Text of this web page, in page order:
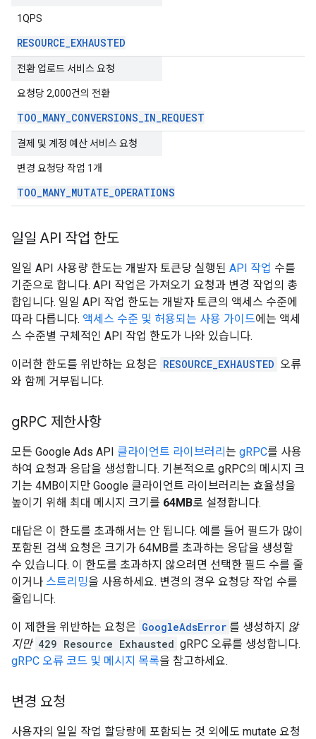
1QPS
RESOURCE_EXHAUSTED
전환 업로드 서비스 요청
요청당 2,000건의 전환
TOO_MANY_CONVERSIONS_IN_REQUEST
결제 및 계정 예산 서비스 요청
변경 요청당 작업 1개
TOO_MANY_MUTATE_OPERATIONS
일일 API 작업 한도
일일 API 사용량 한도는 개발자 토큰당 실행된 API 작업 수를
기준으로 합니다. API 작업은 가져오기 요청과 변경 작업의 총
합입니다. 일일 API 작업 한도는 개발자 토큰의 액세스 수준에
따라 다릅니다. 액세스 수준 및 허용되는 사용 가이드에는 액세
스 수준별 구체적인 API 작업 한도가 나와 있습니다.
이러한 한도를 위반하는 요청은 RESOURCE_EXHAUSTED 오류
와 함께 거부됩니다.
gRPC 제한사항
모든 Google Ads API 클라이언트 라이브러리 는 gRPC를 사용
하여 요청과 응답을 생성합니다. 기본적으로 gRPC의 메시지 크
기는 4MB이지만 Google 클라이언트 라이브러리는 효율성을
높이기 위해 최대 메시지 크기를 64MB로 설정합니다.
대답은 이 한도를 초과해서는 안 됩니다. 예를 들어 필드가 많이
포함된 검색 요청은 크기가 64MB를 초과하는 응답을 생성할
수 있습니다. 이 한도를 초과하지 않으려면 선택한 필드 수를 줄
이거나 스트리밍을 사용하세요. 변경의 경우 요청당 작업 수를
줄입니다.
이 제한을 위반하는 요청은 GoogleAdsError 를 생성하지 않
지만 429 Resource Exhausted gRPC 오류를 생성합니다.
gRPC 오류 코드 및 메시지 목록을 참고하세요.
변경 요청
사용자의 일일 작업 할당량에 포함되는 것 외에도 mutate 요청